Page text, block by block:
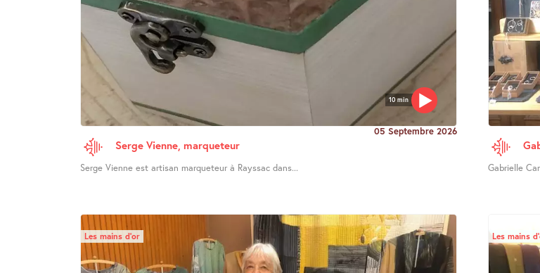
10 min
05 Septembre 2026
Serge Vienne, marqueteur
Serge Vienne est artisan marqueteur à Rayssac dans... Gabrielle
Les mains d’or Les mains